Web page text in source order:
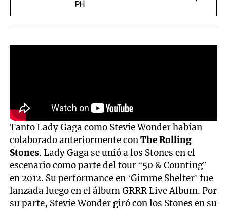
PH
Tanto Lady Gaga como Stevie Wonder habían
colaborado anteriormente conThe Rolling
Stones. Lady Gaga se unió a los Stones en el
escenario como parte del tour “50 & Counting”
en 2012. Su performance en ‘Gimme Shelter’ fue
lanzada luego en el álbum GRRR Live Album. Por
su parte, Stevie Wonder giró con los Stones en su